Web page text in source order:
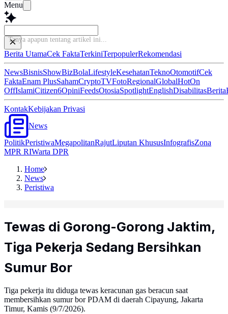
Menu
Berita UtamaCek FaktaTerkiniTerpopulerRekomendasi
NewsBisnisShowBizBolaLifestyleKesehatanTeknoOtomotifCek
FaktaEnam PlusSahamCryptoTVFotoRegionalGlobalHotOn
OffIslamiCitizen6OpiniFeedsOtosiaSpotlightEnglishDisabilitasBerita
KontakKebijakan Privasi
News
PolitikPeristiwaMegapolitanRajutLiputan KhususInfografisZona
MPR RIWarta DPR
Home
News
Peristiwa
Tewas di Gorong-Gorong Jaktim,
Tiga Pekerja Sedang Bersihkan
Sumur Bor
Tiga pekerja itu diduga tewas keracunan gas beracun saat
membersihkan sumur bor PDAM di daerah Cipayung, Jakarta
Timur, Kamis (9/7/2026).